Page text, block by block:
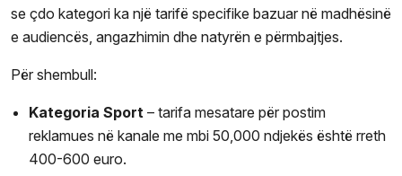
se çdo kategori ka një tarifë specifike bazuar në madhësinë
e audiencës, angazhimin dhe natyrën e përmbajtjes.
Për shembull:
Kategoria Sport – tarifa mesatare për postim
reklamues në kanale me mbi 50,000 ndjekës është rreth
400-600 euro.